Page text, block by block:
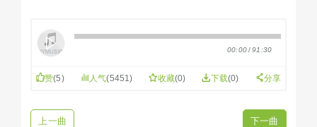
00:00/91:30
赞(5) 人气(5451) 收藏(0) 下载(0) 分享
上一曲 下一曲